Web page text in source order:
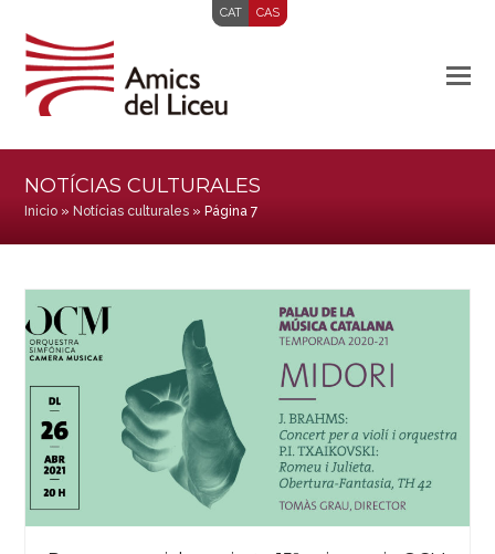
CAT CAS
NOTÍCIAS CULTURALES
Inicio » Notícias culturales » Página 7